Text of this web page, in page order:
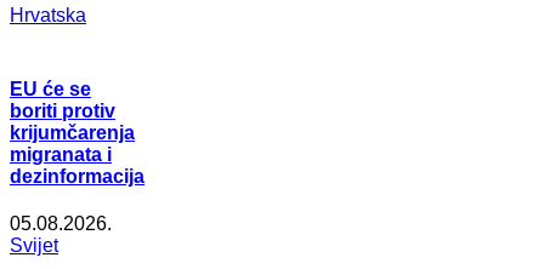
Hrvatska
EU će se
boriti protiv
krijumčarenja
migranata i
dezinformacija
05.08.2026.
Svijet